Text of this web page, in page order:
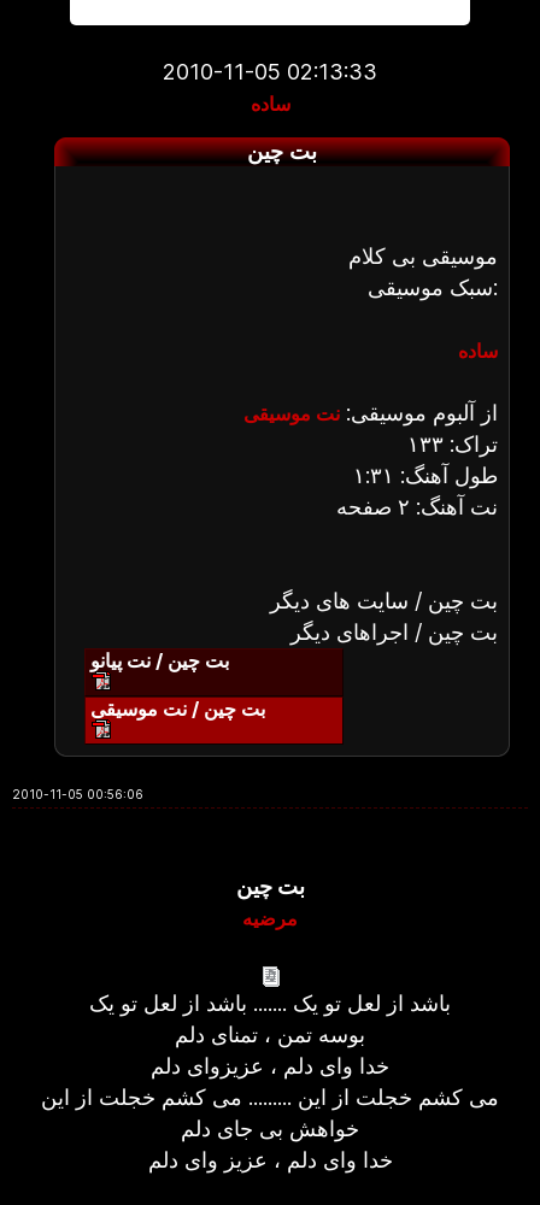
2010-11-05 02:13:33
ساده
بت چین
موسیقی بی کلام
سبک موسیقی:
ساده
از آلبوم موسیقی: نت موسیقی
تراک: ۱۳۳
طول آهنگ: ۱:۳۱
نت آهنگ: ۲ صفحه
بت چین / سایت های دیگر
بت چین / اجراهای دیگر
بت چین / نت پیانو
بت چین / نت موسیقی
2010-11-05 00:56:06
بت چین
مرضیه
باشد از لعل تو یک ....... باشد از لعل تو یک
بوسه تمن ، تمنای دلم
خدا وای دلم ، عزیزوای دلم
می کشم خجلت از این ......... می کشم خجلت از این
خواهش بی جای دلم
خدا وای دلم ، عزیز وای دلم